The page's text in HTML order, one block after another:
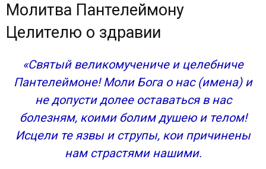
Молитва Пантелеймону Целителю об
Молитва великомученику Пантелеймону о
Благодарственная молитва Пантелеймону
Целителю
История Великомученика Пантелеймона
Молитва о здравии
Молитвы Казанской Божией Матери
Икона Давида Гареджийского
Молитва Пантелеймону
Целителю о здравии
«Святый великомучениче и целебниче
Пантелеймоне! Моли Бога о нас (имена) и
не допусти долее оставаться в нас
болезням, коими болим душею и телом!
Исцели те язвы и струпы, кои причинены
нам страстями нашими.